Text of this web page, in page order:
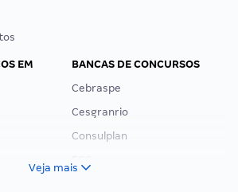
EM
BANCAS DE CONCURSOS
Cebraspe
Cesgranrio
Consulplan
Veja mais